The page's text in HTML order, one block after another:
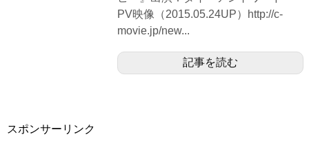
PV映像（2015.05.24UP）http://c-
movie.jp/new...
記事を読む
スポンサーリンク